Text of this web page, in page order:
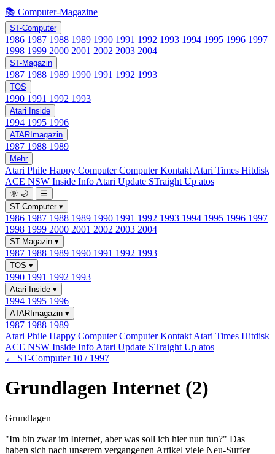
📚 Computer-Magazine
ST-Computer
1986 1987 1988 1989 1990 1991 1992 1993 1994 1995 1996 1997
1998 1999 2000 2001 2002 2003 2004
ST-Magazin
1987 1988 1989 1990 1991 1992 1993
TOS
1990 1991 1992 1993
Atari Inside
1994 1995 1996
ATARImagazin
1987 1988 1989
Mehr
Atari Phile Happy ComputerComputer Kontakt Atari Times Hitdisk
ACE NSW Inside Info Atari Update STraight Up atos
🌞 🌙
☰
ST-Computer ▾
1986 1987 1988 1989 1990 1991 1992 1993 1994 1995 1996 1997
1998 1999 2000 2001 2002 2003 2004
ST-Magazin ▾
1987 1988 1989 1990 1991 1992 1993
TOS ▾
1990 1991 1992 1993
Atari Inside ▾
1994 1995 1996
ATARImagazin ▾
1987 1988 1989
Atari Phile Happy ComputerComputer Kontakt Atari Times Hitdisk
ACE NSW Inside Info Atari Update STraight Up atos
← ST-Computer 10 / 1997
Grundlagen Internet (2)
Grundlagen
"Im bin zwar im Internet, aber was soll ich hier nun tun?" Das
haben sich nach unserem vergangenen Artikel viele Neu-Surfer